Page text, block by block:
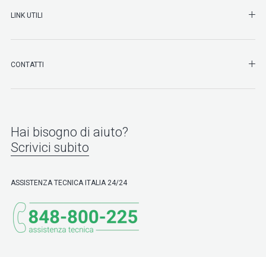
LINK UTILI
CONTATTI
Hai bisogno di aiuto?
Scrivici subito
ASSISTENZA TECNICA ITALIA 24/24